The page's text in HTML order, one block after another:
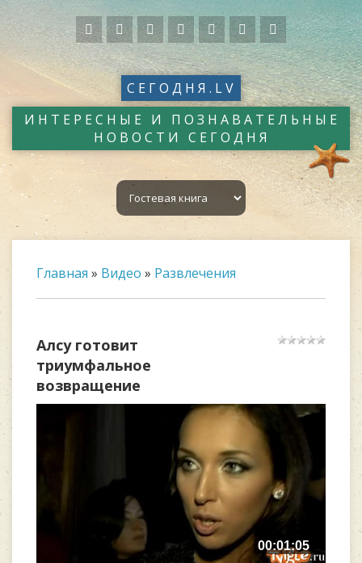
СЕГОДНЯ.LV
ИНТЕРЕСНЫЕ И ПОЗНАВАТЕЛЬНЫЕ
НОВОСТИ СЕГОДНЯ
Главная » Видео » Развлечения
Алсу готовит
триумфальное
возвращение
00:01:05